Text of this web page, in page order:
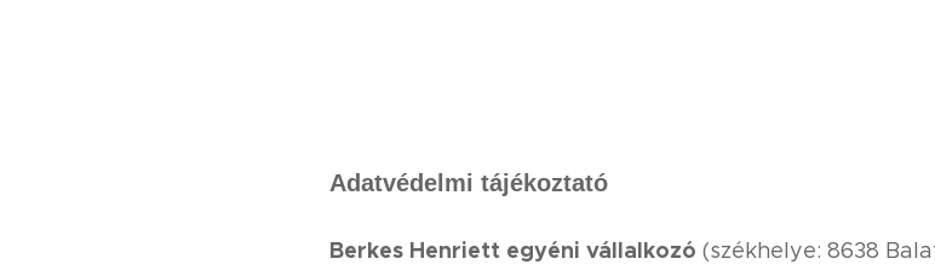
Adatvédelmi tájékoztató
Berkes Henriett egyéni vállalkozó (székhelye: 8638